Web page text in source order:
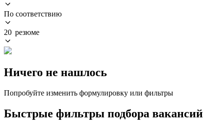
По соответствию
20 резюме
Ничего не нашлось
Попробуйте изменить формулировку или фильтры
Быстрые фильтры подбора вакансий